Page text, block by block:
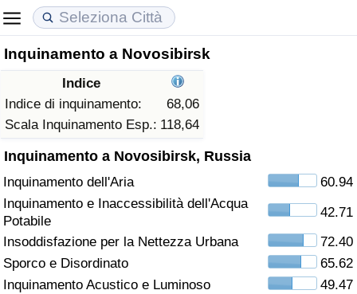
Inquinamento a Novosibirsk
Indice
Indice di inquinamento:
68,06
Scala Inquinamento Esp.: 118,64
Inquinamento a Novosibirsk, Russia
Inquinamento dell'Aria
60.94
Inquinamento e Inaccessibilità dell'Acqua
Potabile
42.71
Insoddisfazione per la Nettezza Urbana
72.40
Sporco e Disordinato
65.62
Inquinamento Acustico e Luminoso
49.47
Costo della vita
Indice Del Costo Della Vita (corrente)
Indice Del Costo Della Vita
Indice del Costo della Vita per Nazione
ad Aqaba
Prezzi degli immobili
Indice del Prezzo delle Case (Corrente)
Indice del Prezzo delle Case
Indice del Prezzo delle Case per Nazione
Qualità della Vita
Indice della Qualità della Vita
Indice della Qualità della Vita (Corrente)
Indice della qualità della vita per Paese
Criminalità
Indice del Tasso di Criminalità (Corrente)